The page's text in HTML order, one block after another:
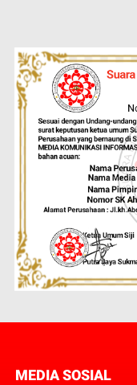
MEDIA SOSIAL